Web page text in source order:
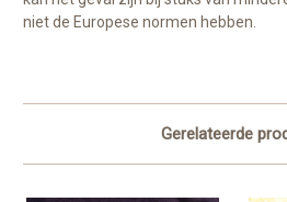
niet de Europese normen hebben.
Gerelateerde